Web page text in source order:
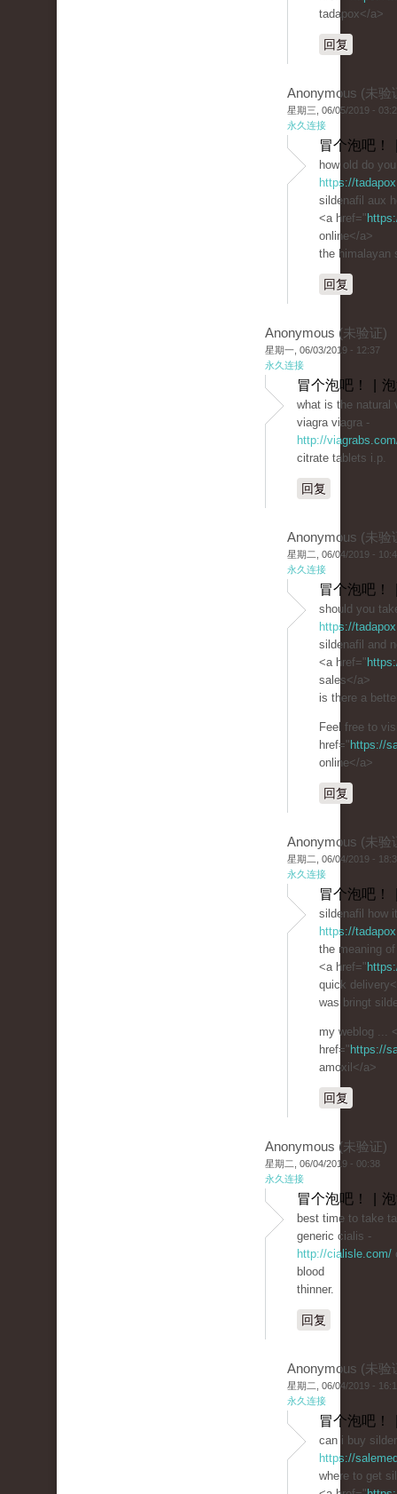
tadapox</a>
回复
Anonymous (未验
星期三, 06/05/2019 -
永久连接
冒个泡吧！
how old do
https://
sildenafil aux
<a href="
online</a>
the himalayan
回复
Anonymous (未验证)
星期一, 06/03/2019 - 12:37
永久连接
冒个泡吧！ |
what is the natural
viagra viagra -
http://
citrate tablets i.p.
回复
Anonymous (未验
星期二, 06/04/2019 -
永久连接
冒个泡吧！
should you
https://
sildenafil and
<a href="
sales</a>
is there a
Feel free to
href=" https://
online</a>
回复
Anonymous (未验
星期二, 06/04/2019 -
永久连接
冒个泡吧！
sildenafil how
https://
the meaning
<a href="
quick
was bringt
my weblog ...
href=" https://
amoxil</a>
回复
Anonymous (未验证)
星期二, 06/04/2019 - 00:38
永久连接
冒个泡吧！ |
best time to take
generic cialis -
http://cialisle.com/
blood
thinner.
回复
Anonymous (未验
星期二, 06/04/2019 -
永久连接
冒个泡吧！
can i buy
https://
where to get